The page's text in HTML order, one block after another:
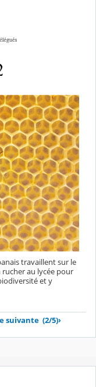
travaillent sur le
au lycée pour
et y
suivante (2/5)›